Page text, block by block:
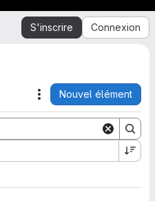
S'inscrire Connexion
Actions
Nouvel élément